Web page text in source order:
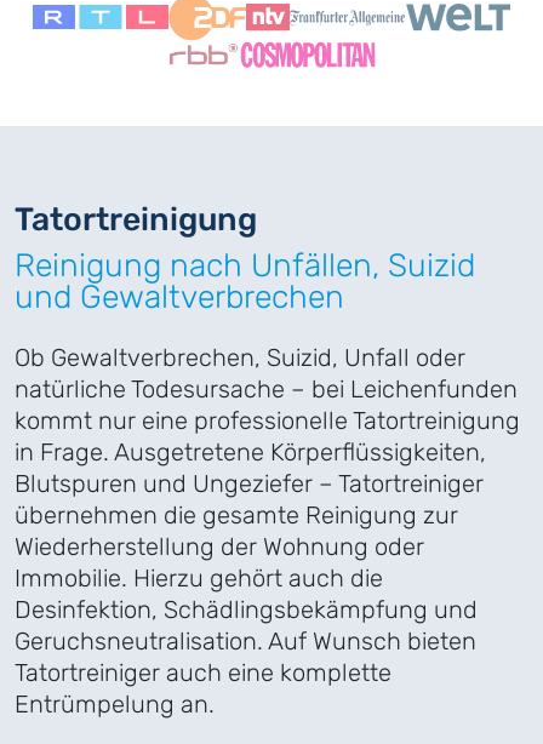
Tatort­reinigung
Reinigung nach Unfällen, Suizid
und Gewaltverbrechen
Ob Gewaltverbrechen, Suizid, Unfall oder
natürliche Todesursache – bei Leichenfunden
kommt nur eine professionelle Tatortreinigung
in Frage. Ausgetretene Körperflüssigkeiten,
Blutspuren und Ungeziefer – Tatortreiniger
übernehmen die gesamte Reinigung zur
Wiederherstellung der Wohnung oder
Immobilie. Hierzu gehört auch die
Desinfektion, Schädlingsbekämpfung und
Geruchsneutralisation. Auf Wunsch bieten
Tatortreiniger auch eine komplette
Entrümpelung an.